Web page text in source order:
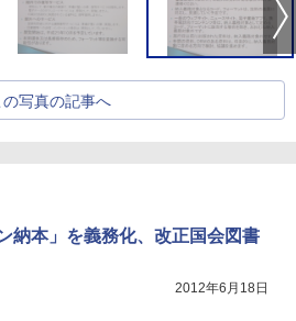
の写真の記事へ
納本」を義務化、改正国会図書
2012年6月18日